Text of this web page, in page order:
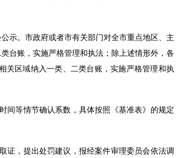
。市政府或者市有关部门对全市重点地区、主
台账，实施严格管理和执法；除上述情形外，各
关区域纳入一类、二类台账，实施严格管理和执
等情节确认系数，具体按照《基准表》的规定
，提出处罚建议，报经案件审理委员会依法调